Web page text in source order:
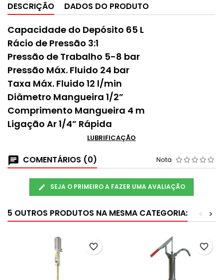
DESCRIÇÃO DADOS DO PRODUTO
Capacidade do Depósito 65 L
Rácio de Pressão 3:1
Pressão de Trabalho 5-8 bar
Pressão Máx. Fluido 24 bar
Taxa Máx. Fluido 12 l/min
Diâmetro Mangueira 1/2”
Comprimento Mangueira 4 m
Ligação Ar 1/4” Rápida
LUBRIFICAÇÃO
COMENTÁRIOS (0) Nota
SEJA O PRIMEIRO A FAZER UMA AVALIAÇÃO
5 OUTROS PRODUTOS NA MESMA CATEGORIA: >
<
favorite_border favorite_border